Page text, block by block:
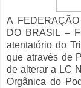
A
DO BRASIL –
atentatório do
que através de
de alterar a LC
Orgânica do